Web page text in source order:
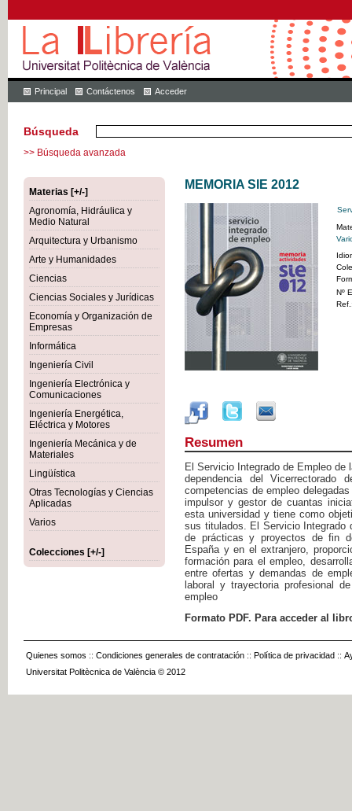
Principal Contáctenos Acceder
Búsqueda
>> Búsqueda avanzada
Materias [+/-]
Agronomía, Hidráulica y
Medio Natural
Arquitectura y Urbanismo
Arte y Humanidades
Ciencias
Ciencias Sociales y Jurídicas
Economía y Organización de
Empresas
Informática
Ingeniería Civil
Ingeniería Electrónica y
Comunicaciones
Ingeniería Energética,
Eléctrica y Motores
Ingeniería Mecánica y de
Materiales
Lingüística
Otras Tecnologías y Ciencias
Aplicadas
Varios
Colecciones [+/-]
MEMORIA SIE 2012
Nº
Resumen
El Servicio Integrado de Empleo
dependencia del
competencias de empleo
impulsor y gestor de cuantas
esta universidad y tiene como
sus titulados. El Servicio Integrado
de prácticas y proyectos de fin
España y en el extranjero,
formación para el empleo,
entre ofertas y demandas de
laboral y trayectoria profesional
empleo
Formato PDF. Para acceder al
Quienes somos :: Condiciones generales de contratación :: Política de privacidad ::
Universitat Politècnica de València © 2012